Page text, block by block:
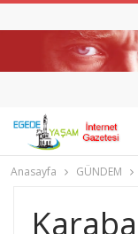
Anasayfa GÜNDEM